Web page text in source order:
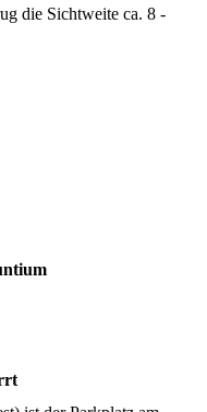
die Sichtweite ca. 8 -